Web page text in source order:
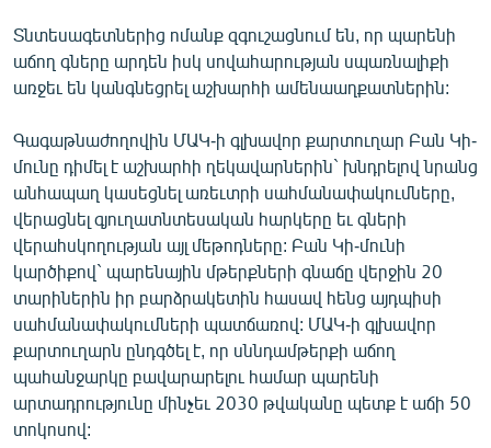
Русский
ՀԵՏԵՎԵՔ ՄԵԶ
«Ազատության» բոլոր կայքերը
Տնտեսագետներից ոմանք զգուշացնում են, որ պարենի
աճող գները արդեն իսկ սովահարության սպառնալիքի
առջեւ են կանգնեցրել աշխարհի ամենաաղքատներին:
Գագաթնաժողովին ՄԱԿ-ի գլխավոր քարտուղար Բան Կի-
մունը դիմել է աշխարհի ղեկավարներին` խնդրելով նրանց
անհապաղ կասեցնել առեւտրի սահմանափակումները,
վերացնել գյուղատնտեսական հարկերը եւ գների
վերահսկողության այլ մեթոդները: Բան Կի-մունի
կարծիքով` պարենային մթերքների գնաճը վերջին 20
տարիներին իր բարձրակետին հասավ հենց այդպիսի
սահմանափակումների պատճառով: ՄԱԿ-ի գլխավոր
քարտուղարն ընդգծել է, որ սննդամթերքի աճող
պահանջարկը բավարարելու համար պարենի
արտադրությունը մինչեւ 2030 թվականը պետք է աճի 50
տոկոսով: